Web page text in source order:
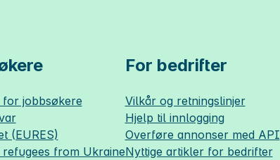
jobbsøkere
(EURES)
from Ukraine
For bedrifter
Vilkår og retningslinjer
Hjelp til innlogging
Overføre annonser med API
Nyttige artikler for bedrifter